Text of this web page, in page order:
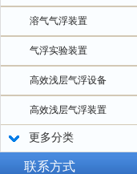
溶气气浮装置
气浮实验装置
高效浅层气浮设备
高效浅层气浮装置
更多分类
联系方式